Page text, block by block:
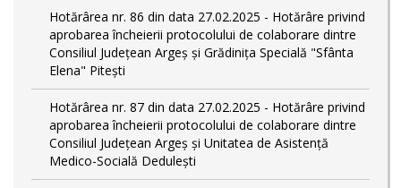
Hotărârea nr. 86 din data 27.02.2025 - Hotărâre privind
aprobarea încheierii protocolului de colaborare dintre
Consiliul Județean Argeș și Grădinița Specială "Sfânta
Elena" Pitești
Hotărârea nr. 87 din data 27.02.2025 - Hotărâre privind
aprobarea încheierii protocolului de colaborare dintre
Consiliul Județean Argeș și Unitatea de Asistență
Medico-Socială Dedulești